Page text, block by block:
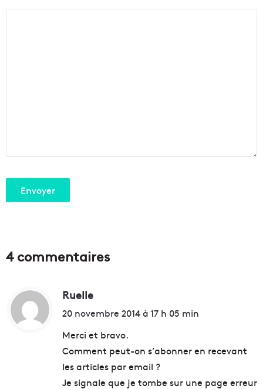
4 commentaires
Ruelle
i
20 novembre 2014 à 17 h 05 min
Merci et bravo.
Comment peut-on s’abonner en recevant
les articles par email ?
Je signale que je tombe sur une page erreur